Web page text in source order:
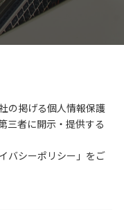
の掲げる個人情報保護
三者に開示・提供する
バシーポリシー」をご